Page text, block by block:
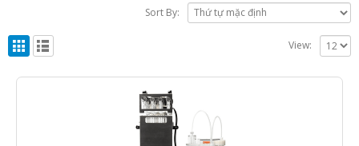
Sort By:
View: